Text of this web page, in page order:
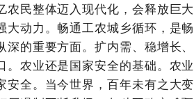
农民整体迈入现代化，会释放巨大
动力。畅通工农城乡循环，是畅
的重要方面。扩内需、稳增长、
农业还是国家安全的基础。农业
全。当今世界，百年未有之大变